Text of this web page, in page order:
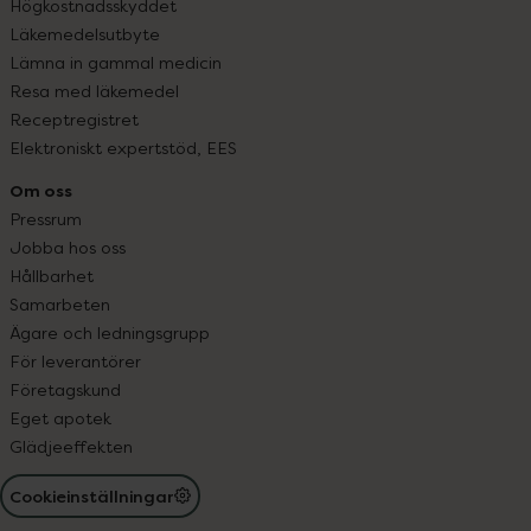
Högkostnadsskyddet
Läkemedelsutbyte
Lämna in gammal medicin
Resa med läkemedel
Receptregistret
Elektroniskt expertstöd, EES
Om oss
Pressrum
Jobba hos oss
Hållbarhet
Samarbeten
Ägare och ledningsgrupp
För leverantörer
Företagskund
Eget apotek
Glädjeeffekten
Cookieinställningar